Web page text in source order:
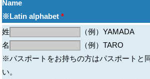
Name
※Latin alphabet *
姓
（例）YAMADA
名
（例）TARO
※パスポートをお持ちの方はパスポートと
い。